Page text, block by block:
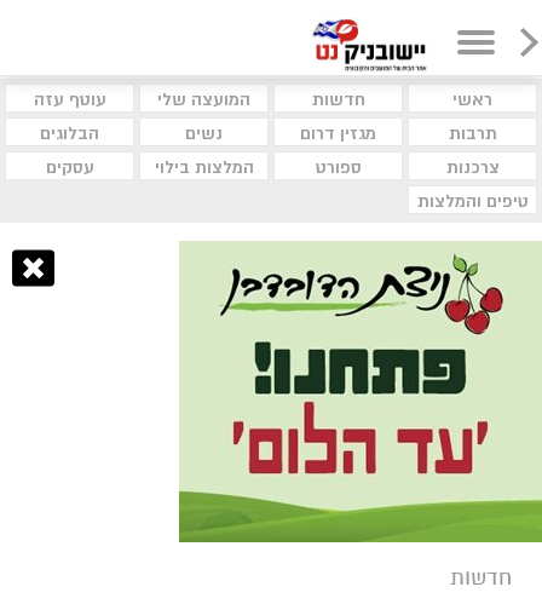
ראשי חדשות המועצה שלי
עוטף עזה
תרבות
מגזין דרום נשים
הבלוגים
צרכנות
ספורט המלצות בילוי
עסקים
טיפים והמלצות
חדשות